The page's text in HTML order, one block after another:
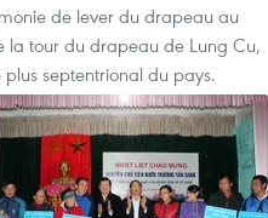
de lever du drapeau au
la tour du drapeau de Lung Cu,
plus septentrional du pays.